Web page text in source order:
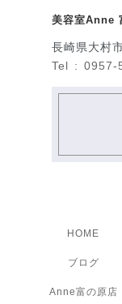
美容室Anne
長崎県大村
Tel : 0957-
HOME
ブログ
Anne富の原店